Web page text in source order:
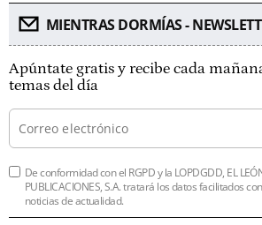
MIENTRAS DORMÍAS -
Apúntate gratis y recibe cada
temas del día
De conformidad con el RGPD y la LOPDGDD, EL
PUBLICACIONES, S.A. tratará los datos facilitados
noticias de actualidad.